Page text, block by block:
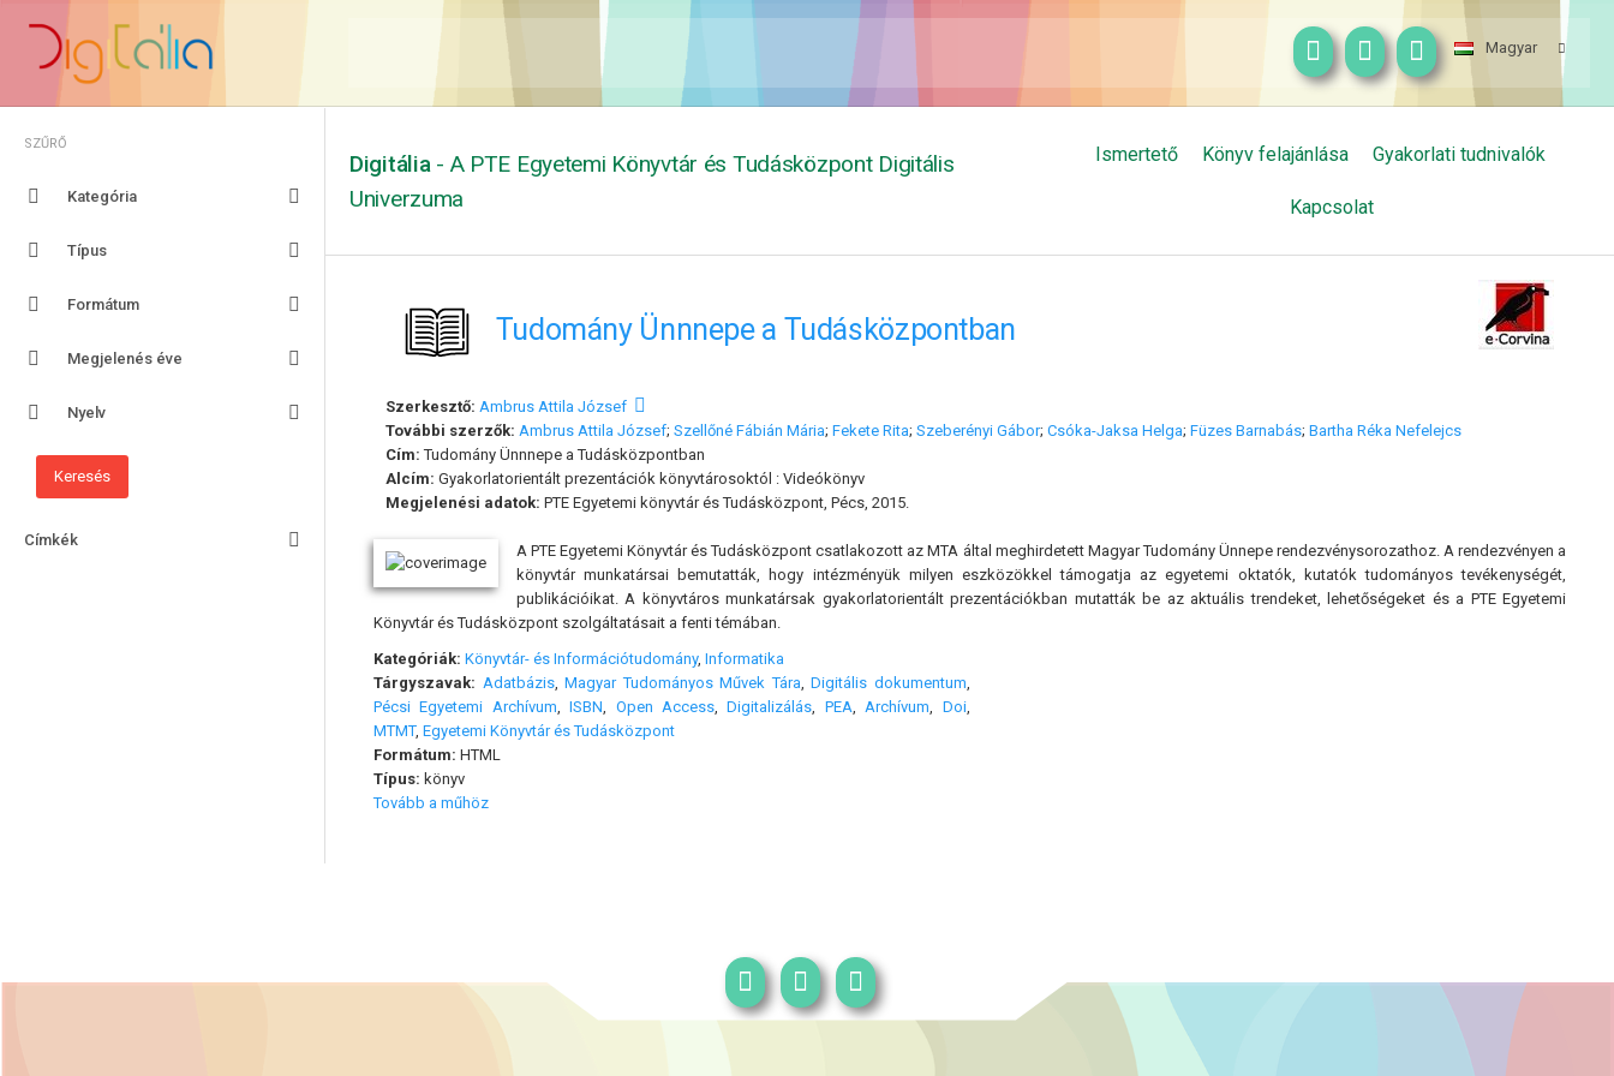
Magyar
SZŰRŐ
Kategória
Típus
Formátum
Megjelenés éve
Nyelv
Címkék
Digitália - A PTE Egyetemi Könyvtár és Tudásközpont Digitális
Univerzuma
Ismertető Könyv felajánlása Gyakorlati tudnivalók
Kapcsolat
Tudomány Ünnnepe a Tudásközpontban
Szerkesztő: Ambrus Attila József
További szerzők: Ambrus Attila József; Szellőné Fábián Mária; Fekete Rita; Szeberényi Gábor; Csóka-Jaksa Helga; Füzes Barnabás; Bartha Réka Nefelejcs
Cím: Tudomány Ünnnepe a Tudásközpontban
Alcím: Gyakorlatorientált prezentációk könyvtárosoktól : Videókönyv
Megjelenési adatok: PTE Egyetemi könyvtár és Tudásközpont, Pécs, 2015.
A PTE Egyetemi Könyvtár és Tudásközpont csatlakozott az MTA által meghirdetett Magyar Tudomány Ünnepe rendezvénysorozathoz. A rendezvényen a
könyvtár munkatársai bemutatták, hogy intézményük milyen eszközökkel támogatja az egyetemi oktatók, kutatók tudományos tevékenységét,
publikációikat. A könyvtáros munkatársak gyakorlatorientált prezentációkban mutatták be az aktuális trendeket, lehetőségeket és a PTE Egyetemi
Könyvtár és Tudásközpont szolgáltatásait a fenti témában.
Kategóriák: Könyvtár- és Információtudomány, Informatika
Tárgyszavak: Adatbázis, Magyar Tudományos Művek Tára Digitális dokumentum
Pécsi Egyetemi Archívum ,ISBN Open Access,Digitalizálás PEA Archívum Doi,
MTMT, Egyetemi Könyvtár és Tudásközpont
Formátum: HTML
Típus: könyv
Tovább a műhöz